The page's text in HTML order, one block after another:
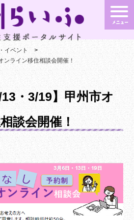
イベント
ンライン移住相談会開催！
13・3/19】甲州市オ
談会開催！